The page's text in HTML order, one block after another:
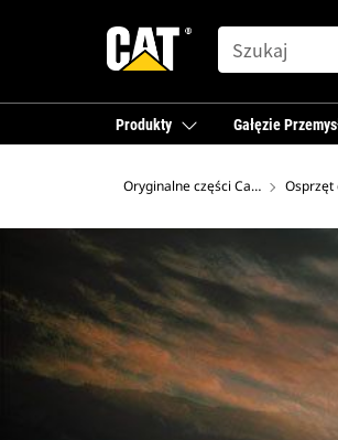
SEARCH
Produkty Gałęzie
Oryginalne części Cat® Osprzęt